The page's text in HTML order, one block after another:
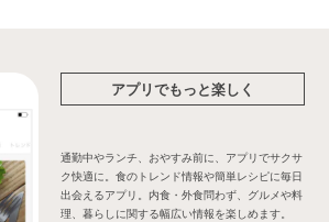
アプリでもっと楽しく
通勤中やランチ、おやすみ前に、アプリでサクサ
ク快適に。食のトレンド情報や簡単レシピに毎日
出会えるアプリ。内食・外食問わず、グルメや料
理、暮らしに関する幅広い情報を楽しめます。